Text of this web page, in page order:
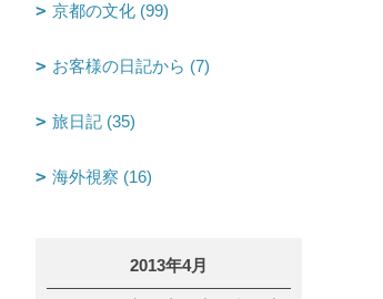
京都の文化 (99)
お客様の日記から (7)
旅日記 (35)
海外視察 (16)
2013年4月